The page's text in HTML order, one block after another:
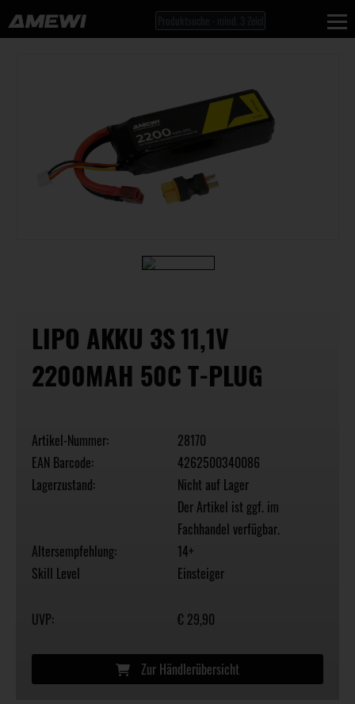
LIPO AKKU 3S 11,1V
2200MAH 50C T-PLUG
Artikel-Nummer:
28170
EAN Barcode:
4262500340086
Lagerzustand:
Nicht auf Lager
Der Artikel ist ggf. im
Fachhandel verfügbar.
Altersempfehlung:
14+
Skill Level
Einsteiger
UVP: € 29,90
Zur Händlerübersicht